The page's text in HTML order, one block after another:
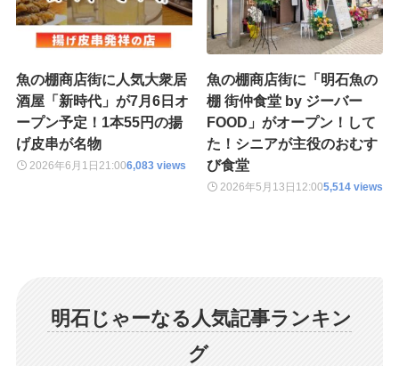
魚の棚商店街に人気大衆居
酒屋「新時代」が7月6日オ
ープン予定！1本55円の揚
げ皮串が名物
2026年6月1日 21:006,083 views
魚の棚商店街に「明石魚の
棚 街仲食堂 by ジーバー
FOOD」がオープン！して
た！シニアが主役のおむす
び食堂
2026年5月13日 12:005,514 views
明石じゃーなる人気記事ランキン
グ